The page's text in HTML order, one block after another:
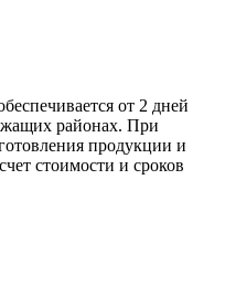
от 2 дней
районах. При
продукции и
стоимости и сроков